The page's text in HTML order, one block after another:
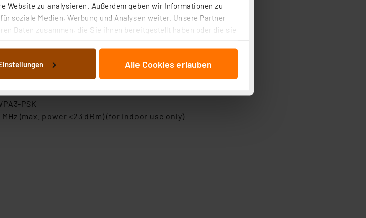
Website zu analysieren. Außerdem geben wir Informationen zu
soziale Medien, Werbung und Analysen weiter. Unsere Partner
Daten zusammen, die Sie ihnen bereitgestellt haben oder die sie
die von Ihnen ausgewählten Verarbeitungszwecke (Art. 6
Cookies nach Zweck und Anbieter ist durch Klick auf den
können Sie jederzeit unter dem Link „Cookie Einstellungen“
Abrufung und Weiterverarbeitung dieser Daten zur
werden und dieses Banner erneut angezeigt wird.
in den USA. Ihre Einwilligung zur Einbindung von Cookies
Ihrer Daten in den USA gemäß Art. 49 (1) lit. a DSGVO.
Datenübermittlung erhalten Sie in der Datenschutzerklärung.
EU. Dies bedeutet, dass die USA als Land mit unzureichendem
Alle Cookies erlauben
PSK
(max. power <23 dBm) (for indoor use only)